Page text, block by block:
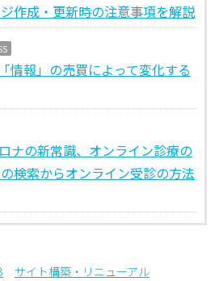
作成・更新時の注意事項を解説
情報」の売買によって変化する
ナの新常識、オンライン診療の
検索からオンライン受診の方法
サイト構築・リニューアル